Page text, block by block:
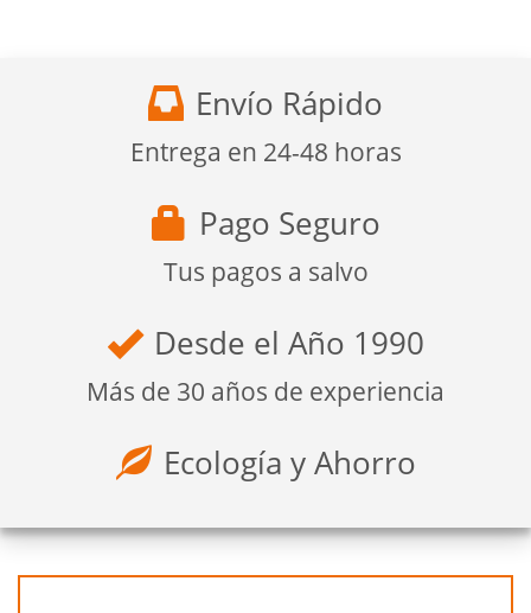
Envío Rápido
Entrega en 24-48 horas
Pago Seguro
Tus pagos a salvo
Desde el Año 1990
Más de 30 años de experiencia
Ecología y Ahorro